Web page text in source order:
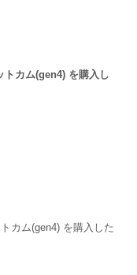
カム(gen4) を購入し
カム(gen4) を購入した